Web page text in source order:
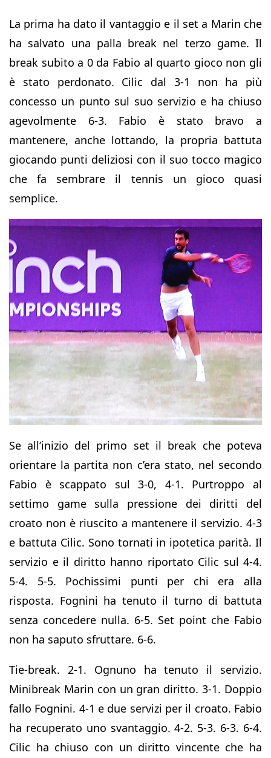
La prima ha dato il vantaggio e il set a Marin che
ha salvato una palla break nel terzo game. Il
break subito a 0 da Fabio al quarto gioco non gli
è stato perdonato. Cilic dal 3-1 non ha più
concesso un punto sul suo servizio e ha chiuso
agevolmente 6-3. Fabio è stato bravo a
mantenere, anche lottando, la propria battuta
giocando punti deliziosi con il suo tocco magico
che fa sembrare il tennis un gioco quasi
semplice.
Se all’inizio del primo set il break che poteva
orientare la partita non c’era stato, nel secondo
Fabio è scappato sul 3-0, 4-1. Purtroppo al
settimo game sulla pressione dei diritti del
croato non è riuscito a mantenere il servizio. 4-3
e battuta Cilic. Sono tornati in ipotetica parità. Il
servizio e il diritto hanno riportato Cilic sul 4-4.
5-4. 5-5. Pochissimi punti per chi era alla
risposta. Fognini ha tenuto il turno di battuta
senza concedere nulla. 6-5. Set point che Fabio
non ha saputo sfruttare. 6-6.
Tie-break. 2-1. Ognuno ha tenuto il servizio.
Minibreak Marin con un gran diritto. 3-1. Doppio
fallo Fognini. 4-1 e due servizi per il croato. Fabio
ha recuperato uno svantaggio. 4-2. 5-3. 6-3. 6-4.
Cilic ha chiuso con un diritto vincente che ha